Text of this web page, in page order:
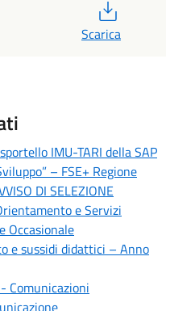
Scarica
IMU-TARI della SAP
– FSE+ Regione
DI SELEZIONE
e Servizi
Occasionale
e sussidi didattici – Anno
Comunicazioni